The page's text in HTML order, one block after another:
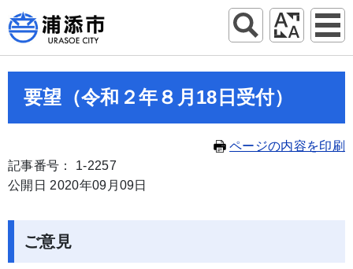
要望（令和２年８月18日受付）
ページの内容を印刷
記事番号： 1-2257
公開日 2020年09月09日
ご意見